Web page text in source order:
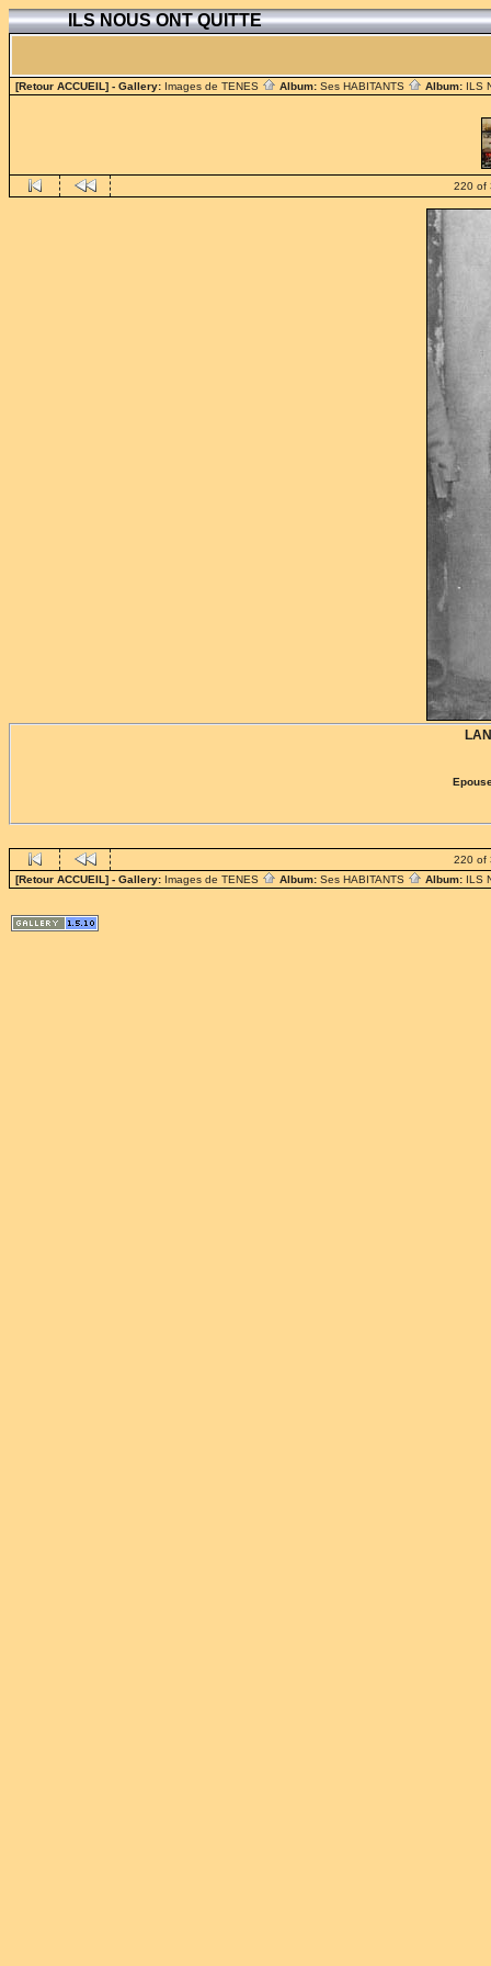
ILS NOUS ONT QUITTE
[Retour ACCUEIL] - Gallery: Images de TENES Album: Ses HABITANTS Album: ILS
220 of
220 of
[Retour ACCUEIL] - Gallery: Images de TENES Album: Ses HABITANTS Album: ILS